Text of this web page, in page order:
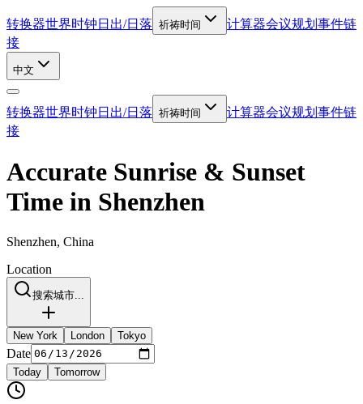
转换器世界时钟 日出/日落 祈祷时间 计算器会议规划 事件链
接
中文
转换器世界时钟 日出/日落 祈祷时间 计算器会议规划 事件链
接
Accurate Sunrise & Sunset
Time in Shenzhen
Shenzhen, China
Location
搜索城市...
New York London Tokyo
Date
Today Tomorrow